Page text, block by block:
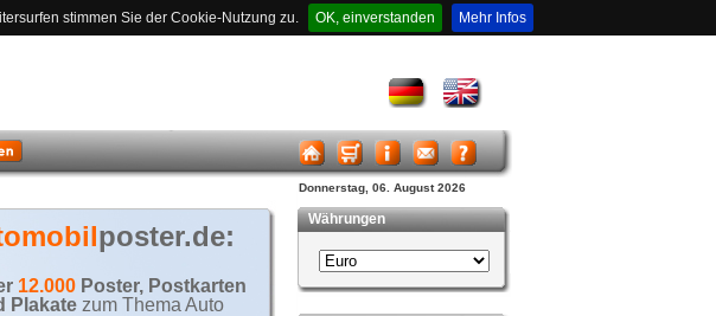
stimmen Sie der Cookie-Nutzung zu. OK, einverstanden Mehr Infos
Donnerstag, 06. August 2026
poster.de:
12.000 Poster, Postkarten
Plakate zum Thema Auto
Währungen